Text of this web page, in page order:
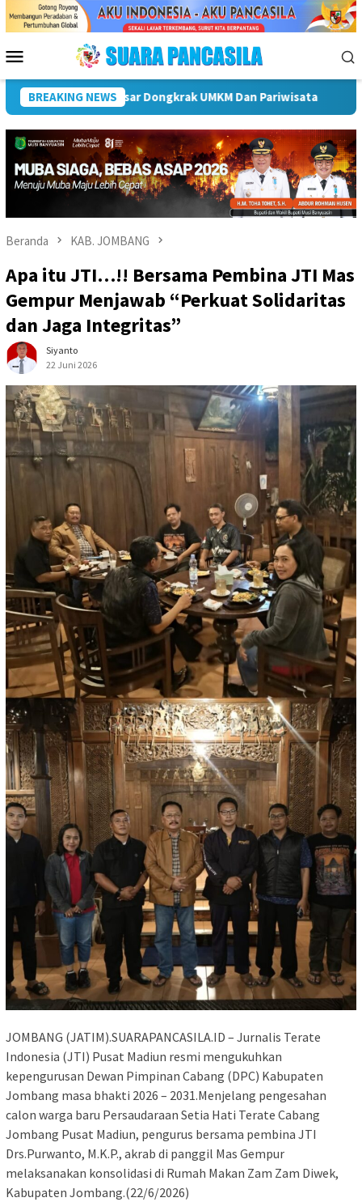
Menu
Mobile
BREAKING NEWS
Dan Pariwisata Plt Bupati Hendri Dukung
Beranda KAB. JOMBANG
Apa itu JTI…!! Bersama Pembina JTI Mas
Gempur Menjawab “Perkuat Solidaritas
dan Jaga Integritas”
Siyanto
22 Juni 2026
JOMBANG (JATIM).SUARAPANCASILA.ID – Jurnalis Terate
Indonesia (JTI) Pusat Madiun resmi mengukuhkan
kepengurusan Dewan Pimpinan Cabang (DPC) Kabupaten
Jombang masa bhakti 2026 – 2031.Menjelang pengesahan
calon warga baru Persaudaraan Setia Hati Terate Cabang
Jombang Pusat Madiun, pengurus bersama pembina JTI
Drs.Purwanto, M.K.P., akrab di panggil Mas Gempur
melaksanakan konsolidasi di Rumah Makan Zam Zam Diwek,
Kabupaten Jombang.(22/6/2026)